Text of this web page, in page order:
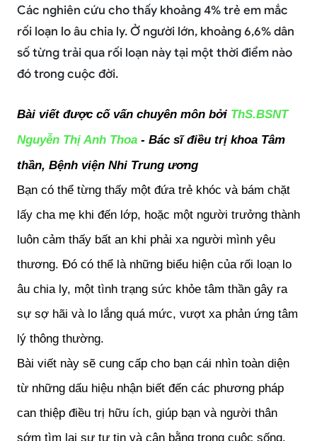
Các nghiên cứu cho thấy khoảng 4% trẻ em mắc
rối loạn lo âu chia ly. Ở người lớn, khoảng 6,6% dân
số từng trải qua rối loạn này tại một thời điểm nào
đó trong cuộc đời.
Bài viết được cố vấn chuyên môn bởi ThS.BSNT
Nguyễn Thị Anh Thoa - Bác sĩ điều trị khoa Tâm
thần, Bệnh viện Nhi Trung ương
Bạn có thể từng thấy một đứa trẻ khóc và bám chặt
lấy cha mẹ khi đến lớp, hoặc một người trưởng thành
luôn cảm thấy bất an khi phải xa người mình yêu
thương. Đó có thể là những biểu hiện của rối loạn lo
âu chia ly, một tình trạng sức khỏe tâm thần gây ra
sự sợ hãi và lo lắng quá mức, vượt xa phản ứng tâm
lý thông thường.
Bài viết này sẽ cung cấp cho bạn cái nhìn toàn diện
từ những dấu hiệu nhận biết đến các phương pháp
can thiệp điều trị hữu ích, giúp bạn và người thân
sớm tìm lại sự tự tin và cân bằng trong cuộc sống.